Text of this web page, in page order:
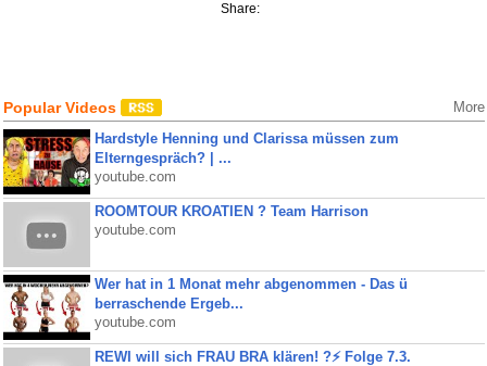
Share:
Popular Videos More
Hardstyle Henning und Clarissa müssen zum
Elterngespräch? | ...
youtube.com
ROOMTOUR KROATIEN ? Team Harrison
youtube.com
Wer hat in 1 Monat mehr abgenommen - Das ü
berraschende Ergeb...
youtube.com
REWI will sich FRAU BRA klären! ?⚡️ Folge 7.3.